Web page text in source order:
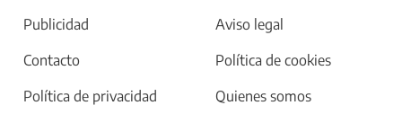
Publicidad
Aviso legal
Contacto
Política de cookies
Política de privacidad
Quienes somos